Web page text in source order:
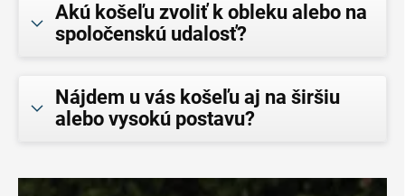
Akú košeľu zvoliť k obleku alebo na
spoločenskú udalosť?
Nájdem u vás košeľu aj na širšiu
alebo vysokú postavu?